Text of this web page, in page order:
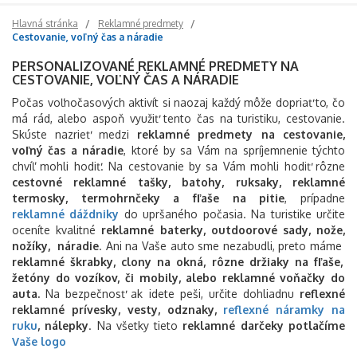
Hlavná stránka
Reklamné predmety
Cestovanie, voľný čas a náradie
PERSONALIZOVANÉ REKLAMNÉ PREDMETY NA
CESTOVANIE, VOĽNÝ ČAS A NÁRADIE
Počas voľnočasových aktivít si naozaj každý môže dopriať to, čo
má rád, alebo aspoň využiť tento čas na turistiku, cestovanie.
Skúste nazrieť medzi reklamné predmety na cestovanie,
voľný čas a náradie, ktoré by sa Vám na spríjemnenie týchto
chvíľ mohli hodiť. Na cestovanie by sa Vám mohli hodiť rôzne
cestovné reklamné tašky, batohy, ruksaky, reklamné
termosky, termohrnčeky a fľaše na pitie, prípadne
reklamné dáždniky do upršaného počasia. Na turistike určite
oceníte kvalitné reklamné baterky, outdoorové sady, nože,
nožíky, náradie. Ani na Vaše auto sme nezabudli, preto máme
reklamné škrabky, clony na okná, rôzne držiaky na fľaše,
žetóny do vozíkov, či mobily, alebo reklamné voňačky do
auta. Na bezpečnosť ak idete peši, určite dohliadnu reflexné
reklamné prívesky, vesty, odznaky, reflexné náramky na
ruku, nálepky. Na všetky tieto reklamné darčeky potlačíme
Vaše logo